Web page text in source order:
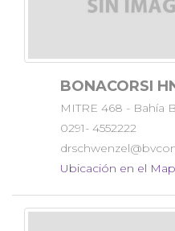
BONACORSI
MITRE 468 - Bahía
0291- 4552222
Ubicación en el